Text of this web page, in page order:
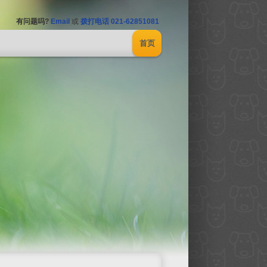
有问题吗? Email 或拨打电话 021-62851081
首页